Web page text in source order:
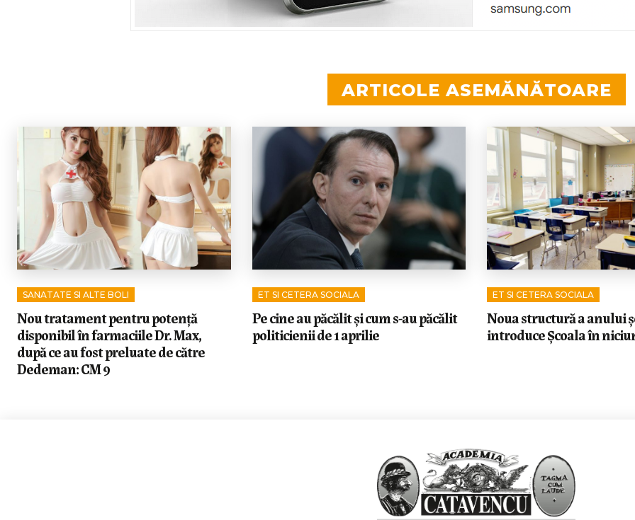
ARTICOLE ASEMĂNĂTOARE
SANATATE SI ALTE BOLI
Nou tratament pentru potență
disponibil în farmaciile Dr. Max,
după ce au fost preluate de către
Dedeman: CM 9
ET SI CETERA SOCIALA
Pe cine au păcălit și cum s-au păcălit
politicienii de 1 aprilie
ET SI CETERA SOCIALA
Noua structură a anului
introduce Școala în